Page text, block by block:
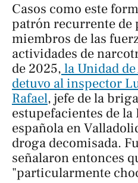
Casos como este
patrón recurrente
miembros de las
actividades de
de 2025, la Unidad
detuvo al inspector
Rafael, jefe de la
estupefacientes de
española en
droga decomisada.
señalaron entonces
"particularmente